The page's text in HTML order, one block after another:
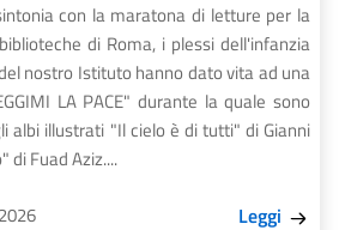
con la maratona di letture per la
di Roma, i plessi dell'infanzia
nostro Istituto hanno dato vita ad una
LA PACE" durante la quale sono
albi illustrati "Il cielo è di tutti" di Gianni
di Fuad Aziz....
Leggi